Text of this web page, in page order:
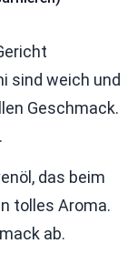
sind weich und
Geschmack.
das beim
tolles Aroma.
ab.